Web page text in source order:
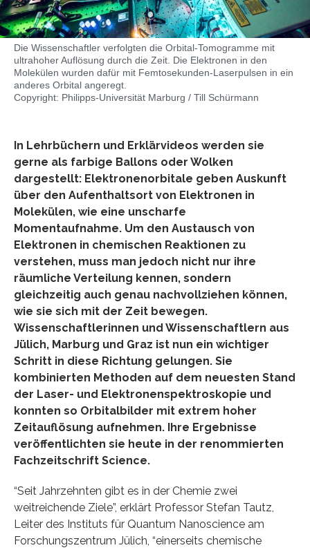
Die Wissenschaftler verfolgten die Orbital-Tomogramme mit
ultrahoher Auflösung durch die Zeit. Die Elektronen in den
Molekülen wurden dafür mit Femtosekunden-Laserpulsen in ein
anderes Orbital angeregt.
Copyright: Philipps-Universität Marburg / Till Schürmann
In Lehrbüchern und Erklärvideos werden sie
gerne als farbige Ballons oder Wolken
dargestellt: Elektronenorbitale geben Auskunft
über den Aufenthaltsort von Elektronen in
Molekülen, wie eine unscharfe
Momentaufnahme. Um den Austausch von
Elektronen in chemischen Reaktionen zu
verstehen, muss man jedoch nicht nur ihre
räumliche Verteilung kennen, sondern
gleichzeitig auch genau nachvollziehen können,
wie sie sich mit der Zeit bewegen.
Wissenschaftlerinnen und Wissenschaftlern aus
Jülich, Marburg und Graz ist nun ein wichtiger
Schritt in diese Richtung gelungen. Sie
kombinierten Methoden auf dem neuesten Stand
der Laser- und Elektronenspektroskopie und
konnten so Orbitalbilder mit extrem hoher
Zeitauflösung aufnehmen. Ihre Ergebnisse
veröffentlichten sie heute in der renommierten
Fachzeitschrift Science.
“Seit Jahrzehnten gibt es in der Chemie zwei
weitreichende Ziele”, erklärt Professor Stefan Tautz,
Leiter des Instituts für Quantum Nanoscience am
Forschungszentrum Jülich, “einerseits chemische